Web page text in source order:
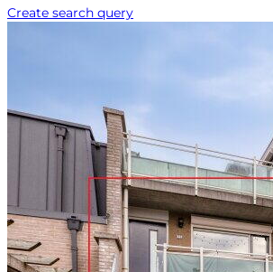
Create search query